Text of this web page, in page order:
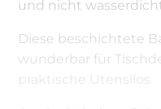
und nicht
Diese beschichtete
wunderbar für
praktische Utensilos.